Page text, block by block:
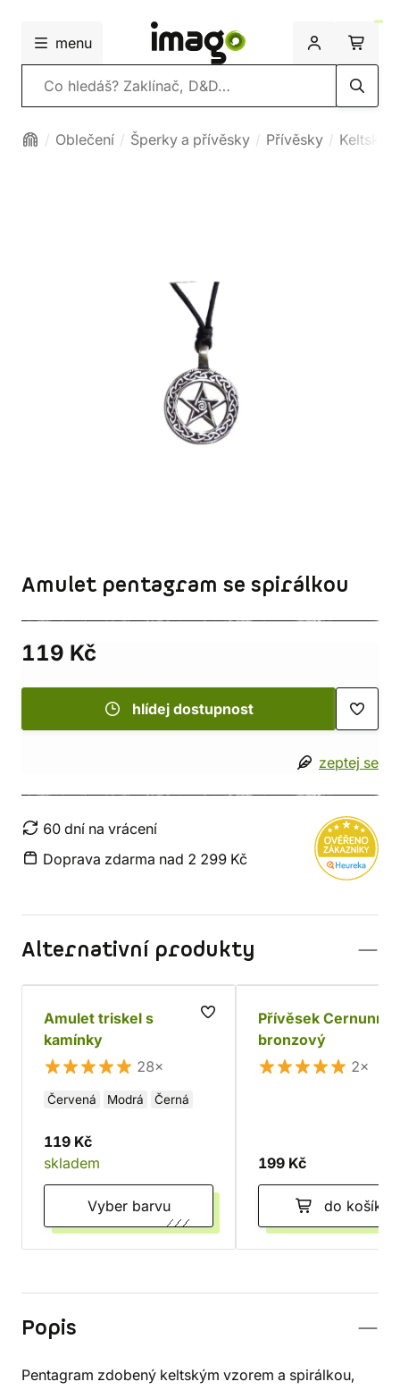
menu
Vyhledávání
Oblečení Šperky a přívěsky Přívěsky Keltské
Amulet pentagram se spirálkou
119 Kč
hlídej dostupnost
zeptej se
60 dní na vrácení
Doprava zdarma nad 2 299 Kč
Alternativní produkty
Amulet triskel s
kamínky
28×
Červená Modrá Černá
119 Kč
skladem
Vyber barvu
Přívěsek Cernunn
bronzový
2×
199 Kč
do košíku
Popis
Pentagram zdobený keltským vzorem a spirálkou,